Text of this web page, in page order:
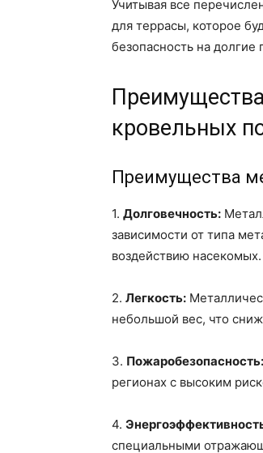
Учитывая все
для террасы, которое
безопасность на долгие
кровельных
Преимущества
1. Долговечность:
зависимости от типа
воздействию насекомых.
2. Легкость:
небольшой вес, что
3. Пожаробезопасность:
регионах с высоким
4.
специальными